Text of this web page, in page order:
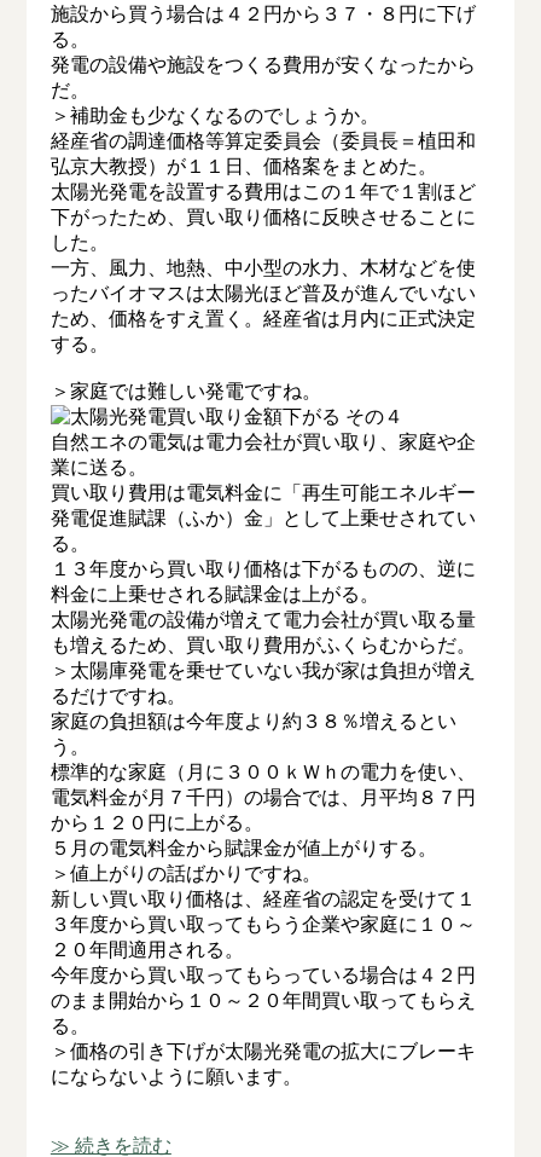
施設から買う場合は４２円から３７・８円に下げ
る。
発電の設備や施設をつくる費用が安くなったから
だ。
＞補助金も少なくなるのでしょうか。
経産省の調達価格等算定委員会（委員長＝植田和
弘京大教授）が１１日、価格案をまとめた。
太陽光発電を設置する費用はこの１年で１割ほど
下がったため、買い取り価格に反映させることに
した。
一方、風力、地熱、中小型の水力、木材などを使
ったバイオマスは太陽光ほど普及が進んでいない
ため、価格をすえ置く。経産省は月内に正式決定
する。
＞家庭では難しい発電ですね。
自然エネの電気は電力会社が買い取り、家庭や企
業に送る。
買い取り費用は電気料金に「再生可能エネルギー
発電促進賦課（ふか）金」として上乗せされてい
る。
１３年度から買い取り価格は下がるものの、逆に
料金に上乗せされる賦課金は上がる。
太陽光発電の設備が増えて電力会社が買い取る量
も増えるため、買い取り費用がふくらむからだ。
＞太陽庫発電を乗せていない我が家は負担が増え
るだけですね。
家庭の負担額は今年度より約３８％増えるとい
う。
標準的な家庭（月に３００ｋＷｈの電力を使い、
電気料金が月７千円）の場合では、月平均８７円
から１２０円に上がる。
５月の電気料金から賦課金が値上がりする。
＞値上がりの話ばかりですね。
新しい買い取り価格は、経産省の認定を受けて１
３年度から買い取ってもらう企業や家庭に１０～
２０年間適用される。
今年度から買い取ってもらっている場合は４２円
のまま開始から１０～２０年間買い取ってもらえ
る。
＞価格の引き下げが太陽光発電の拡大にブレーキ
にならないように願います。
≫ 続きを読む